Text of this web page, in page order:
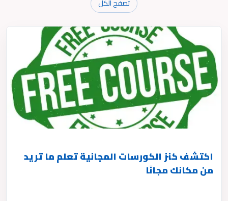
تصفح الكل
اكتشف كنز الكورسات المجانية تعلم ما تريد
من مكانك مجانًا